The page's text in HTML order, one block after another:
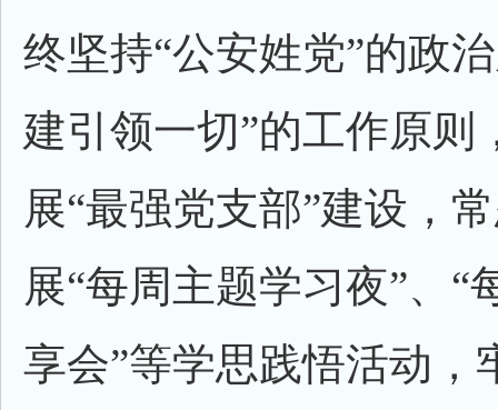
终坚持“公安姓党”的政
建引领一切”的工作原则
展“最强党支部”建设，
展“每周主题学习夜”、“
享会”等学思践悟活动，